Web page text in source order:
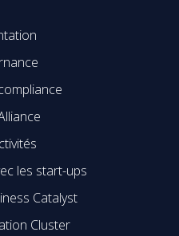
les start-ups
Catalyst
Cluster